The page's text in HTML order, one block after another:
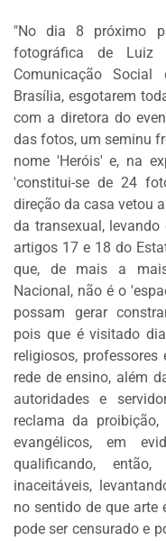
AUTORES
VIP
MIGALHAS
LEITORES
AGENDA
MERCADO
DE
TRABALHO
WEBINAR
TV
MIGALHAS
QUEM
SOMOS
SERVIÇOS
AUTOR
MIGALHAS
FAÇA
SEU
"No dia 8 próximo
fotográfica de Luiz
Comunicação
Brasília, esgotarem
com a diretora do
das fotos, um seminu
nome 'Heróis' e, na
'constitui-se de 24
direção da casa vetou
da transexual,
artigos 17 e 18 do
que, de mais a
Nacional, não é o
possam gerar
pois que é visitado
religiosos,
rede de ensino, além
autoridades e
reclama da
evangélicos, em
qualificando,
inaceitáveis,
no sentido de que arte
pode ser censurado e